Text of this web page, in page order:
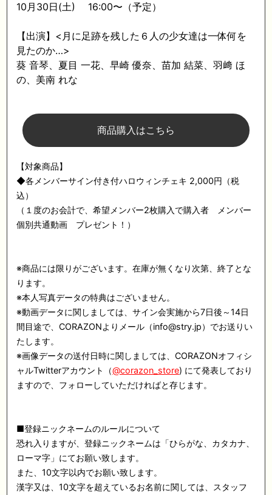
10月30日(土) 16:00〜（予定）
【出演】<月に足跡を残した６人の少女達は一体何を
見たのか…>
葵 音琴、夏目 一花、早崎 優奈、苗加 結菜、羽﨑 ほ
の、美南 れな
商品購入はこちら
【対象商品】
◆各メンバーサイン付き付ハロウィンチェキ 2,000円（税
込）
（１度のお会計で、希望メンバー2枚購入で購入者 メンバー
個別共通動画 プレゼント！）
※商品には限りがございます。在庫が無くなり次第、終了とな
ります。
※本人写真データの特典はございません。
※動画データに関しましては、サイン会実施から7日後～14日
間目途で、CORAZONよりメール（info@stry.jp）でお送りい
たします。
※画像データの送付日時に関しましては、CORAZONオフィシ
ャルTwitterアカウント（@corazon_store) にて発表しており
ますので、フォローしていただければと存じます。
■登録ニックネームのルールについて
恐れ入りますが、登録ニックネームは「ひらがな、カタカナ、
ローマ字」にてお願い致します。
また、10文字以内でお願い致します。
漢字又は、10文字を超えているお名前に関しては、スタッフ